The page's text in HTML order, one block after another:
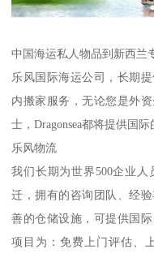
中国海运私人物品到新西兰
乐风国际海运公司，长期
内搬家服务，无论您是外
士，Dragonsea都将提供国际
乐风物流
我们长期为世界500企业
迁，拥有的咨询团队、经
善的仓储设施，可提供国
项目为：免费上门评估、